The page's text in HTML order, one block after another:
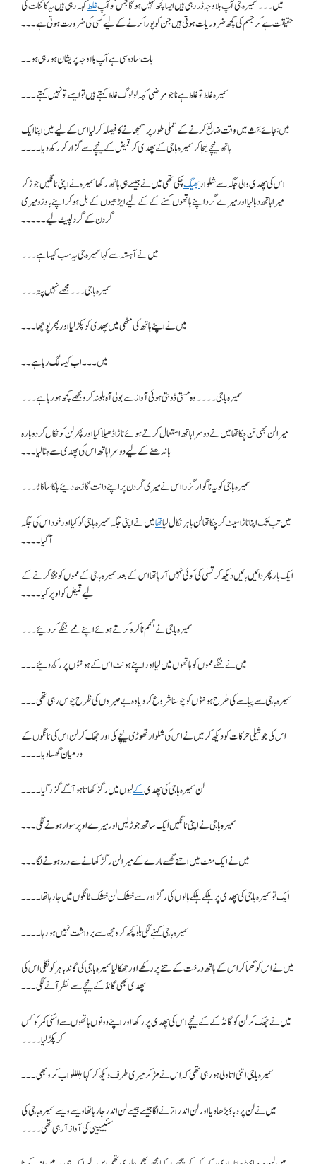
میں ۔۔۔ سمیرہ جی آپ بلا وجہ ڈر رہی ہیں ایسا کچھ نہیں ہو گا جس کو آپغلطکہہ رہی ہیں یہ کائنات کی
حقیقت ہے کر جسم کی کچھ ضروریات ہوتی ہیں جن کو پورا کرنے کے لیے کسی کی ضرورت ہوتی ہے۔۔۔
بات سادہ سی ہے آپ بلاوجہ پریشان ہو رہی ہو۔۔
سمیرہ غلط تو غلط ہے نا جو مرضی کہہ لو لوگ غلط کہتے ہیں تو ایسے تو نہیں کہتے۔۔۔
میں بجائے بحث میں وقت ضائع کرنے کے عملی طور پر سمجھانے کا فیصلہ کر لیا اس کے لیے میں اپنا ایک
ہاتھ نیچے لیجا کر سمیرہ باجی کے پھدی کر قمیض کے نیچے سے گزار کر رکھ دیا۔۔۔۔
اس کی پھدی والی جگہ سے شلواربھیگچکی تھی میں نے جیسے ہی ہاتھ رکھا سمیرہ نے اپنی ٹانگیں جوڑ کر
میرا ہاتھ دبا لیا اور میرے گرد اپنے ہاتھوں کسنے کے کے لیے ایڑھیوں کے بل ہو کر اپنے باوزو میری
گردن کے گرد لپیٹ لیے۔۔۔۔۔
میں نے آہستہ سے کہا سمیرہ جی یہ سب کیسا ہے ۔۔۔
سمیرہ باجی۔۔۔ مجھے نہیں پتہ۔۔۔
میں نے اپنے ہاتھ کی مٹھی میں پھدی کو پکڑ لیا اور پھر پوچھا۔۔۔
میں۔۔۔ اب کیسا لگ رہا ہے۔۔
سمیرہ باجی۔۔۔۔وہ مستی ڈوبتی ہوئی آواز سے بولی آہ بلو نہ کرو مجھے کچھ ہو رہا ہے۔۔۔
میرا لن بھی تن چکا تھا میں نے دوسرا ہاتھ استعمال کرتے ہوئے ناڑا ڈھیلا کیا اور پھر لن کو نکال کر دوبارہ
باندھنے کے لیے دوسرا ہاتھ اس کی پھدی سے ہٹا لیا۔۔۔
سمیرہ باجی کو یہ ناگوار گزرا اس نے میری گردن پر اپنے دانت گاڑھ دئیے ہلکا سا کاٹا۔۔۔
میں تب تک اپنا ناڑا سیٹ کر چکا تھا لن باہر نکال لیاتھامیں نے اپنی جگہ سمیرہ باجی کو کیا اور خود اس کی جگہ
آگیا۔۔۔۔
ایک بار پھر دائیں بائیں دیکھ کر تسلی کی کوئی نہیں آ رہا تھا اس کے بعد سمیرہ باجی کے مموں کو ننگا کرنے کے
لیے قمیض کو اوپر کیا ۔۔۔۔
سمیرہ باجی نے ہممم نا کرو کرتے ہوئے اپنے ممے ننگے کر دئیے ۔۔۔
میں نے ننگے مموں کو ہاتھوں میں لیا اور اپنے ہونٹ اس کے ہونٹوں پر رکھ دئیے۔۔۔
سمیرہ باجی سے پیاسے کی طرح ہونٹوں کو چوسنا شروع کر دیا وہ بے صبروں کی ظرح چوس رہی تھی۔۔۔
اس کی جوشیلی حرکات کو دیکھ کر میں نے اس کی شلوار تھوڑی نیچے کی اور جھک کر لن اس کی ٹانگوں کے
درمیان گھسا دیا۔۔۔۔
لن سمیرہ باجی کی پھدیکےلبوں میں رگڑ کھاتا ہو آگے گزر گیا۔۔۔۔
سمیرہ باجی نے اپنی ٹانگیں ایک ساتھ جوڑ لیں اور میرے اوپر سوار ہونے لگی۔۔۔
میں نے ایک منٹ میں اتنے گھسے مارے کے میرا لن رگڑ کھانے سے درد ہونے لگا۔۔۔
ایک تو سمیرہ باجی کی پھدی پر ہلکے ہلکے بالوں کی رگڑ اور سے خشک لن خشک ٹانگوں میں جا رہا تھا۔۔۔۔
سمیرہ باجی کہنے لگی بلو کچھ کرو مجھ سے برداشت نہیں ہو رہا ۔۔۔۔
میں نے اس کو گھما کر اس کے ہاتھ درخت کے تنے پر رکھے اور جھکا لیا سمیرہ باجی کی گاند باہر کو نکلی اس کی
پھدی بھی گانڈ کے نیچے سے نظر آنے لگی۔۔۔
میں نے جھک کر لن کو گانڈ کے کے نیچے اس کی پھدی پر رکھا اور اپنے دونوں ہاتھوں سے اسکی کمر کو کس
کر پکڑ لیا ۔۔۔۔
سمیرہ باجی اتنی اتاولی ہو رہی تھی کہ اس نے مڑ کر میری طرف دیکھ کر کہا بللللو اب کرو بھی۔۔۔
میں نے لن پر دباؤ بڑھا دیا اور لن اندر اترنے لگا جیسے جیسے لن اندر جا رہا تھا ویسے ویسے سمیرہ باجی کی
سئییییی کی آواز آ رہی تھی۔۔۔۔